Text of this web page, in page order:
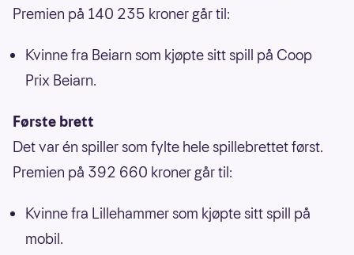
Premien på 140 235 kroner går til:
Kvinne fra Beiarn som kjøpte sitt spill på Coop
Prix Beiarn.
Første brett
Det var én spiller som fylte hele spillebrettet først.
Premien på 392 660 kroner går til:
Kvinne fra Lillehammer som kjøpte sitt spill på
mobil.